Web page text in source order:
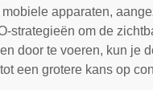
apparaten,
strategieën om de
door te voeren, kun je
een grotere kans op